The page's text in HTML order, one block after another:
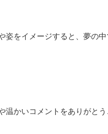
姿をイメージすると、夢の
かいコメントをありがとう